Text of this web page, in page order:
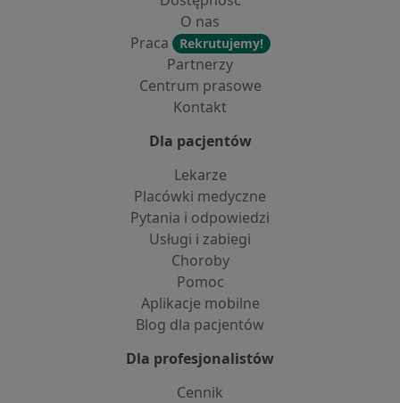
O nas
Praca
Rekrutujemy!
Partnerzy
Centrum prasowe
Kontakt
Dla pacjentów
Lekarze
Placówki medyczne
Pytania i odpowiedzi
Usługi i zabiegi
Choroby
Pomoc
Aplikacje mobilne
Blog dla pacjentów
Dla profesjonalistów
Cennik